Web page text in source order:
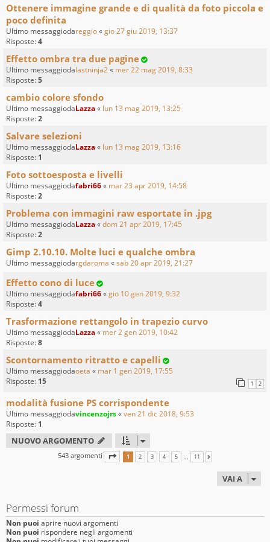
Ottenere immagine grande e di qualità da foto piccola e
poco definita
Ultimo messaggiodareggio«gio 27 giu 2019, 13:37
Risposte:4
Effetto ombra tra due pagine
Ultimo messaggiodalastninja2« mer 22 mag 2019, 8:33
Risposte:5
cambio colore sfondo
Ultimo messaggiodaLazza« lun 13 mag 2019, 13:25
Risposte:2
Salvare selezioni
Ultimo messaggiodaLazza« lun 13 mag 2019, 13:16
Risposte: 1
Foto sottoesposta e livelli
Ultimo messaggiodafabri66« mar 23 apr 2019, 14:58
Risposte:2
Problema con immagini raw esportate in .jpg
Ultimo messaggiodaLazza«dom 21 apr 2019, 17:45
Risposte:2
Gimp 2.10.10. Molte luci e qualche ombra
Ultimo messaggiodargdaroma «sab 20 apr 2019, 21:27
Effetto cono di luce
Ultimo messaggiodafabri66«gio 10 gen 2019, 9:32
Risposte:4
Trasformazione rettangolo in trapezio curvo
Ultimo messaggiodaLazza« mer 2 gen 2019, 10:42
Risposte:8
Scontornamento ritratto e capelli
Ultimo messaggiodaoeta « mar 1 gen 2019, 17:55
Risposte: 15 1 2
modalità fusione PS corrispondente
Ultimo messaggiodavincenzojrs«ven 21 dic 2018, 9:53
Risposte: 1
NUOVO ARGOMENTO
543 argomenti PAGINA 1DI 11
1 2 3 4 5 … 11
VAI A
Permessi forum
Non puoi aprire nuovi argomenti
Non puoi rispondere negli argomenti